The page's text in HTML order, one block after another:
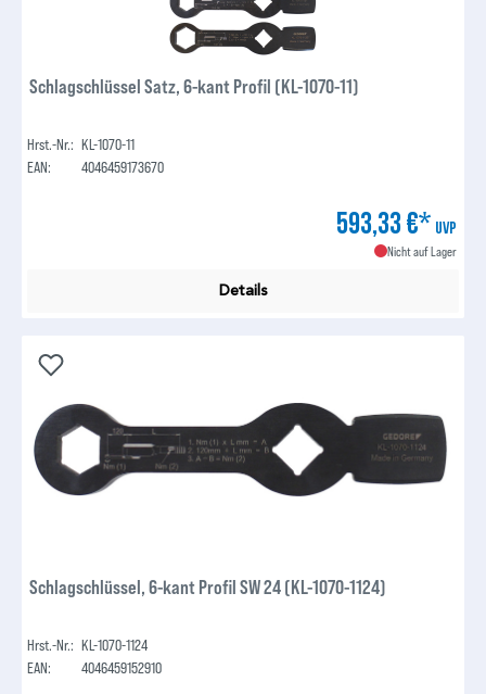
Schlagschlüssel Satz, 6-kant Profil (KL-1070-11)
Hrst.-Nr.: KL-1070-11
EAN:
4046459173670
593,33 €* UVP
Nicht auf Lager
Details
Schlagschlüssel, 6-kant Profil SW 24 (KL-1070-1124)
Hrst.-Nr.: KL-1070-1124
EAN:
4046459152910